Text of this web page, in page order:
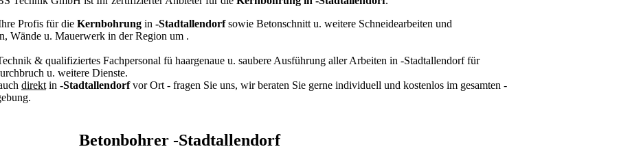
Profis für die Kernbohrung in -Stadtallendorfsowie Betonschnitt u. weitere Schneidearbeiten und
Wände u. Mauerwerk in der Region um .
& qualifiziertes Fachpersonal fü haargenaue u. saubere Ausführung aller Arbeiten in -Stadtallendorf für
u. weitere Dienste.
direkt in -Stadtallendorfvor Ort - fragen Sie uns, wir beraten Sie gerne individuell und kostenlos im gesamten -
Betonbohrer -Stadtallendorf